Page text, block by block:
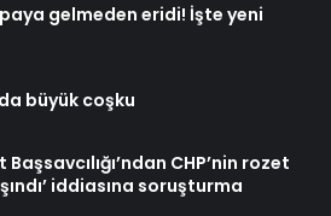
gelmeden eridi! İşte yeni
büyük coşku
CHP’nin rozet
iddiasına soruşturma